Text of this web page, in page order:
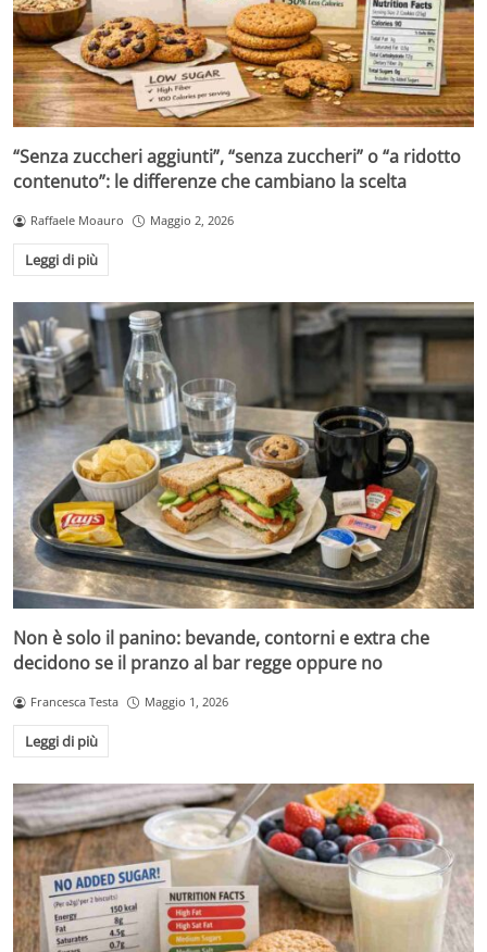
“Senza zuccheri aggiunti”, “senza zuccheri” o “a ridotto
contenuto”: le differenze che cambiano la scelta
Raffaele Moauro Maggio 2, 2026
Leggi di più
Non è solo il panino: bevande, contorni e extra che
decidono se il pranzo al bar regge oppure no
Francesca Testa Maggio 1, 2026
Leggi di più